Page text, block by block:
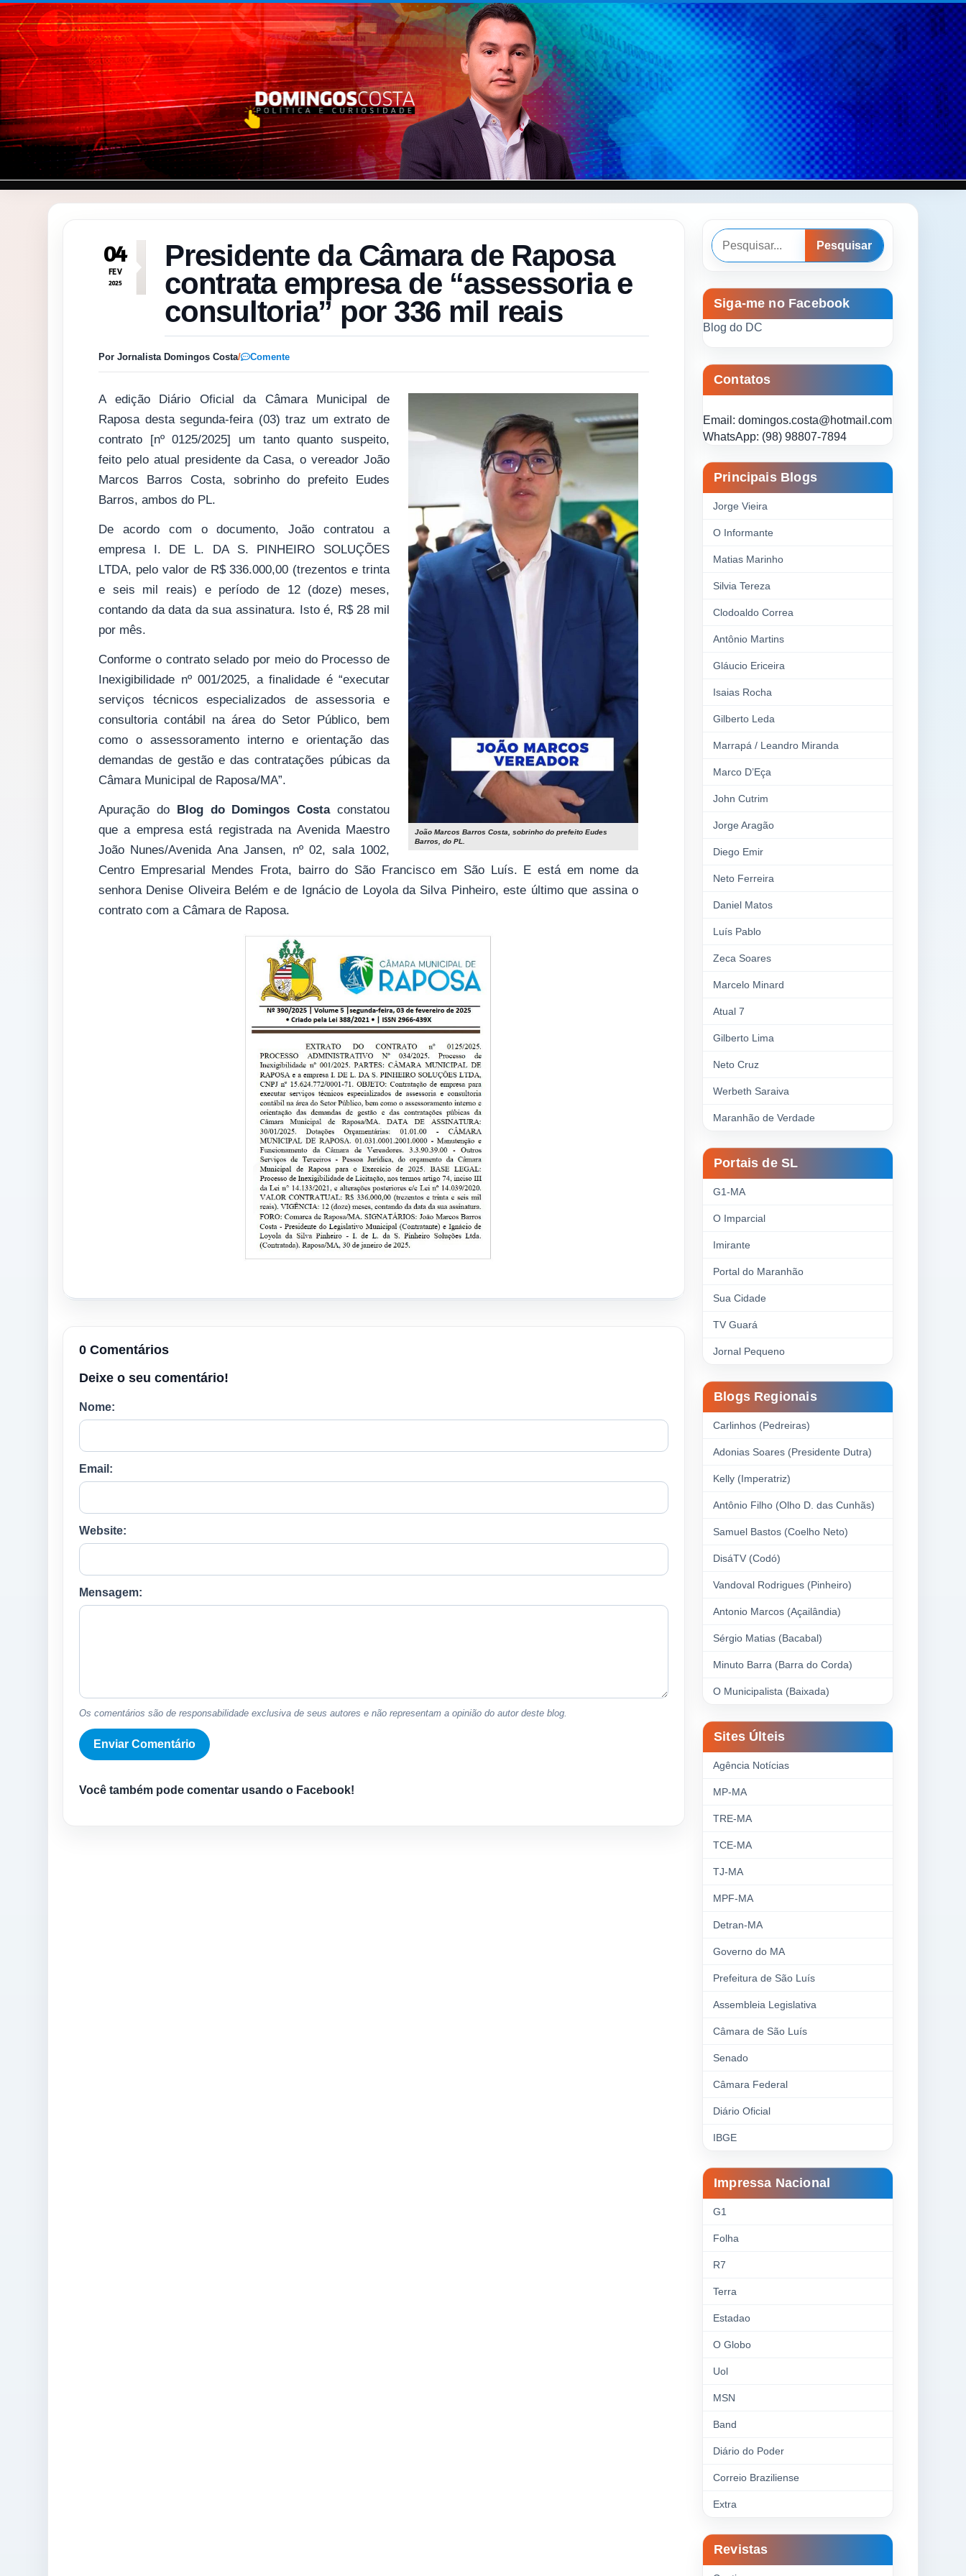
Pular para o conteúdo
04
FEV
2025
Presidente da Câmara de Raposa
contrata empresa de “assessoria e
consultoria” por 336 mil reais
Por Jornalista Domingos Costa/ Comente
João Marcos Barros Costa, sobrinho do prefeito Eudes
Barros, do PL.
A edição Diário Oficial da Câmara Municipal de
Raposa desta segunda-feira (03) traz um extrato de
contrato [nº 0125/2025] um tanto quanto suspeito,
feito pelo atual presidente da Casa, o vereador João
Marcos Barros Costa, sobrinho do prefeito Eudes
Barros, ambos do PL.
De acordo com o documento, João contratou a
empresa I. DE L. DA S. PINHEIRO SOLUÇÕES
LTDA, pelo valor de R$ 336.000,00 (trezentos e trinta
e seis mil reais) e período de 12 (doze) meses,
contando da data da sua assinatura. Isto é, R$ 28 mil
por mês.
Conforme o contrato selado por meio do Processo de
Inexigibilidade nº 001/2025, a finalidade é “executar
serviços técnicos especializados de assessoria e
consultoria contábil na área do Setor Público, bem
como o assessoramento interno e orientação das
demandas de gestão e das contratações púbicas da
Câmara Municipal de Raposa/MA”.
Apuração doBlog do Domingos Costaconstatou
que a empresa está registrada na Avenida Maestro
João Nunes/Avenida Ana Jansen, nº 02, sala 1002,
Centro Empresarial Mendes Frota, bairro do São Francisco em São Luís. E está em nome da
senhora Denise Oliveira Belém e de Ignácio de Loyola da Silva Pinheiro, este último que assina o
contrato com a Câmara de Raposa.
0 Comentários
Deixe o seu comentário!
Nome:
Email:
Website:
Mensagem:
Os comentários são de responsabilidade exclusiva de seus autores e não representam a opinião do autor deste blog.
Você também pode comentar usando o Facebook!
Pesquisar
Pesquisar
Siga-me no Facebook
Blog do DC
Contatos
Email: domingos.costa@hotmail.com
WhatsApp: (98) 98807-7894
Principais Blogs
Jorge Vieira
O Informante
Matias Marinho
Silvia Tereza
Clodoaldo Correa
Antônio Martins
Gláucio Ericeira
Isaias Rocha
Gilberto Leda
Marrapá / Leandro Miranda
Marco D’Eça
John Cutrim
Jorge Aragão
Diego Emir
Neto Ferreira
Daniel Matos
Luís Pablo
Zeca Soares
Marcelo Minard
Atual 7
Gilberto Lima
Neto Cruz
Werbeth Saraiva
Maranhão de Verdade
Portais de SL
G1-MA
O Imparcial
Imirante
Portal do Maranhão
Sua Cidade
TV Guará
Jornal Pequeno
Blogs Regionais
Carlinhos (Pedreiras)
Adonias Soares (Presidente Dutra)
Kelly (Imperatriz)
Antônio Filho (Olho D. das Cunhãs)
Samuel Bastos (Coelho Neto)
DisáTV (Codó)
Vandoval Rodrigues (Pinheiro)
Antonio Marcos (Açailândia)
Sérgio Matias (Bacabal)
Minuto Barra (Barra do Corda)
O Municipalista (Baixada)
Sites Últeis
Agência Notícias
MP-MA
TRE-MA
TCE-MA
TJ-MA
MPF-MA
Detran-MA
Governo do MA
Prefeitura de São Luís
Assembleia Legislativa
Câmara de São Luís
Senado
Câmara Federal
Diário Oficial
IBGE
Impressa Nacional
G1
Folha
R7
Terra
Estadao
O Globo
Uol
MSN
Band
Diário do Poder
Correio Braziliense
Extra
Revistas